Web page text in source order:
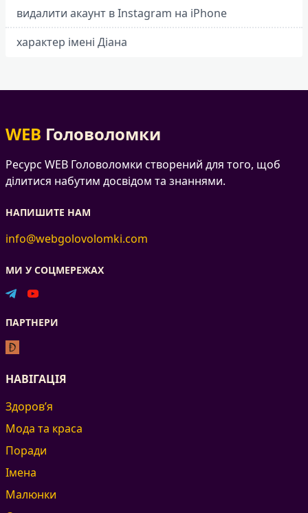
видалити акаунт в Instagram на iPhone
характер імені Діана
WEB Головоломки
Ресурс WEB Головоломки створений для того, щоб
ділитися набутим досвідом та знаннями.
НАПИШИТЕ НАМ
info@webgolovolomki.com
МИ У СОЦМЕРЕЖАХ
ПАРТНЕРИ
НАВІГАЦІЯ
Здоров’я
Мода та краса
Поради
Імена
Малюнки